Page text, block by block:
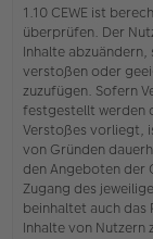
1.10 CEWE ist
überprüfen. Der
Inhalte
verstoßen oder
zuzufügen. Sofern
festgestellt werden
Verstoßes vorliegt,
von Gründen
den Angeboten der
Zugang des
beinhaltet auch das
Inhalte von Nutzern